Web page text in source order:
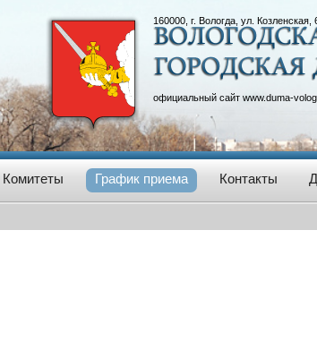
160000, г. Вологда, ул. Козленская,
официальный сайт www.duma-
Комитеты График приема Контакты